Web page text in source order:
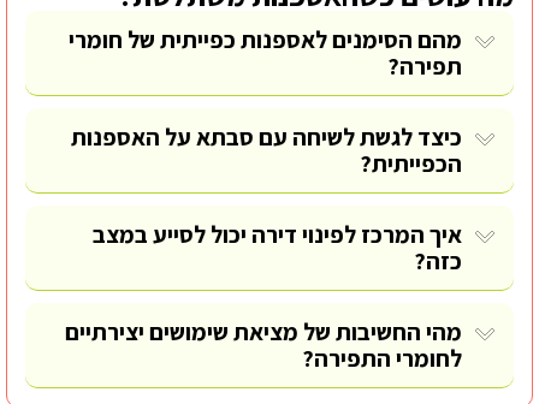
מהם הסימנים לאספנות כפייתית של חומרי
תפירה?
כיצד לגשת לשיחה עם סבתא על האספנות
הכפייתית?
איך המרכז לפינוי דירה יכול לסייע במצב
כזה?
מהי החשיבות של מציאת שימושים יצירתיים
לחומרי התפירה?